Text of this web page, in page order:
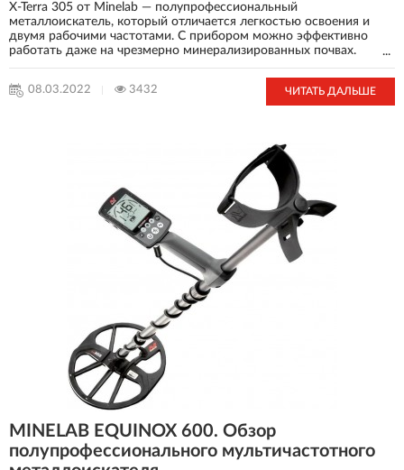
X-Terra 305 от Minelab — полупрофессиональный
металлоискатель, который отличается легкостью освоения и
двумя рабочими частотами. С прибором можно эффективно
работать даже на чрезмерно минерализированных почвах.
Высокую точность, глубину обнаружения и качество
дискриминации обеспечивает отстройка от волн
электромагнитного поля. Металлоискатель X-Terra 305 от
Minelab представляет собой прибор уровня
...
08.03.2022 3432 ЧИТАТЬ ДАЛЬШЕ
MINELAB EQUINOX 600. Обзор
полупрофессионального мультичастотного